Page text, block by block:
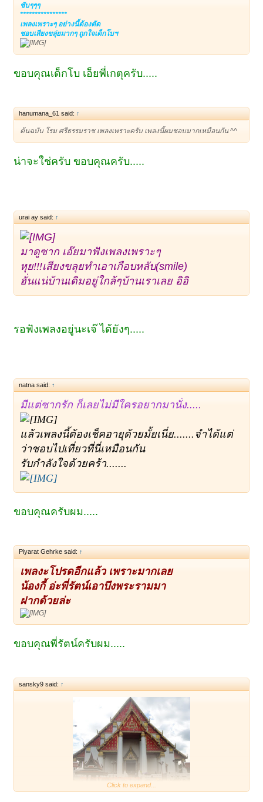
ชับๆๆๆ
****************
เพลงเพราะๆ อย่างนี้ต้องตัด
ชอบเสียงขลุ่ยมากๆ ถูกใจเด็กโบฯ
ขอบคุณเด็กโบ เอ็ยพี่เกตุครับ.....
hanumana_61 said: ↑
ต้นฉบับ โรม ศรีธรรมราช เพลงเพราะครับ เพลงนี้ผมชอบมากเหมือนกัน ^^
น่าจะใช่ครับ ขอบคุณครับ.....
urai ay said: ↑
มาดูซาก เอ๊ยมาฟังเพลงเพราะๆ
หุย!!!เสียงขลุยทำเอาเกือบหลับ(smile)
ฮั่นแน่บ้านเดิมอยู่ใกล้ๆบ้านเราเลย อิอิ
รอฟังเพลงอยู่นะเจ๊ ได้ยังๆ.....
natna said: ↑
มีแต่ซากรัก ก็เลยไม่มีใครอยากมานั่ง.....
แล้วเพลงนี้ต้องเช็คอายุด้วยมั้ยเนี่ย.......จำได้แต่
ว่าชอบไปเที่ยวที่นี่เหมือนกัน
รับกำลังใจด้วยคร้า.......
ขอบคุณครับผม.....
Piyarat Gehrke said: ↑
เพลงะโปรดอีกแล้ว เพราะมากเลย
น้องกี้ อ่ะพี่รัตน์เอาบึงพระรามมา
ฝากด้วยล่ะ
ขอบคุณพี่รัตน์ครับผม.....
sansky9 said: ↑
Click to expand...